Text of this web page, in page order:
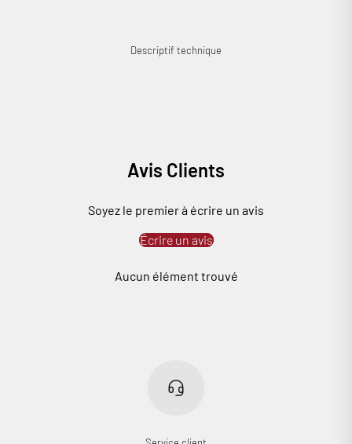
Descriptif technique
Avis Clients
Soyez le premier à écrire un avis
Écrire un avis
Aucun élément trouvé